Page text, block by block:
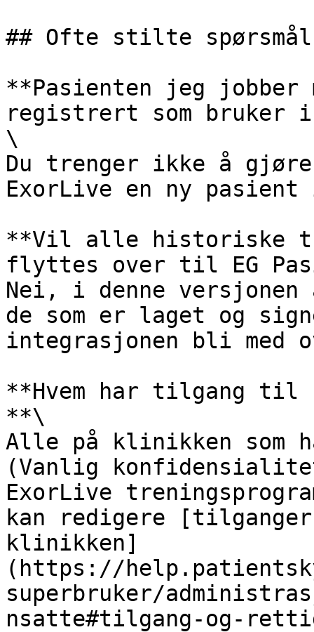
## Ofte stilte spørsmål
**Pasienten jeg jobber
registrert som bruker
\
Du trenger ikke å
ExorLive en ny
**Vil alle historiske
flyttes over til EG
Nei, i denne
de som er laget og
integrasjonen bli med
**Hvem har tilgang til
**\
Alle på klinikken som
(Vanlig
ExorLive
kan redigere
klinikken]
(https://
superbruker/
nsatte#tilgang-og-